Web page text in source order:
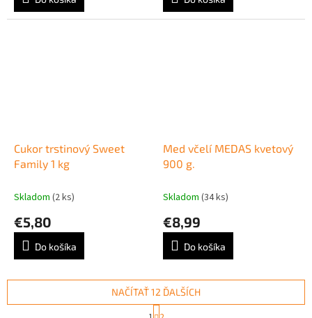
Cukor trstinový Sweet
Family 1 kg
Skladom (2 ks)
€5,80
Do košíka
Med včelí MEDAS kvetový
900 g.
Skladom (34 ks)
€8,99
Do košíka
NAČÍTAŤ 12 ĎALŠÍCH